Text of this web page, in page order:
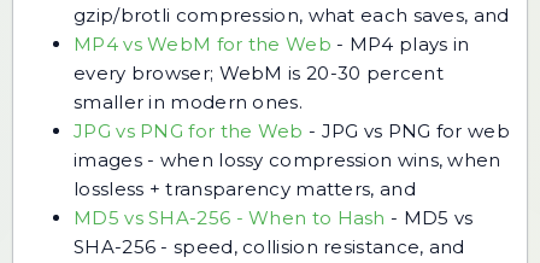
gzip/brotli compression, what each saves, and
MP4 vs WebM for the Web - MP4 plays in
every browser; WebM is 20-30 percent
smaller in modern ones.
JPG vs PNG for the Web - JPG vs PNG for web
images - when lossy compression wins, when
lossless + transparency matters, and
MD5 vs SHA-256 - When to Hash - MD5 vs
SHA-256 - speed, collision resistance, and